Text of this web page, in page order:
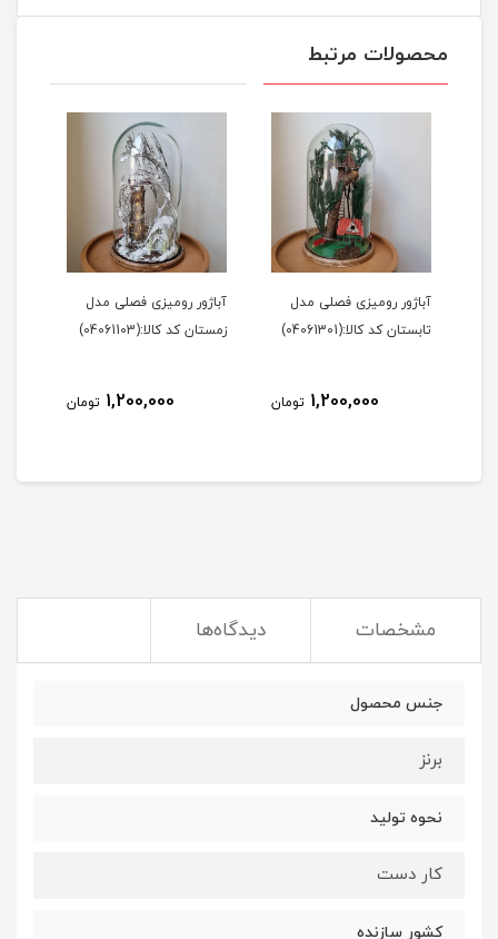
محصولات مرتبط
آباژور رومیزی فصلی مدل
تابستان کد کالا:(04061301)
1,200,000 تومان
آباژور رومیزی فصلی مدل
زمستان کد کالا:(04061103)
1,200,000 تومان
مشخصات دیدگاه‌ها
جنس محصول
برنز
نحوه تولید
کار دست
کشور سازنده